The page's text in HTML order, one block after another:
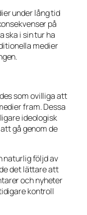
under lång tid
på
ska i sin tur ha
medier
som ovilliga att
fram. Dessa
ideologisk
gå genom de
naturlig följd av
det lättare att
och nyheter
kontroll